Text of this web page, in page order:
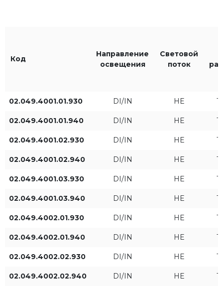
930
Диаметр [мм] Направление освещения
HE
Угол распределения [°]
Код
Направление
освещения
Световой
поток
02.049.4001.01.930 DI/IN HE
02.049.4001.01.940 DI/IN HE
02.049.4001.02.930 DI/IN HE
02.049.4001.02.940 DI/IN HE
02.049.4001.03.930 DI/IN HE
02.049.4001.03.940 DI/IN HE
02.049.4002.01.930 DI/IN HE
02.049.4002.01.940 DI/IN HE
02.049.4002.02.930 DI/IN HE
02.049.4002.02.940 DI/IN HE